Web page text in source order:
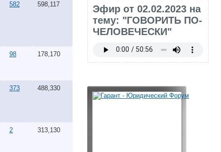
582 598,117
98 178,170
373 488,330
2 313,130
Эфир от 02.02.2023 на
тему: "ГОВОРИТЬ ПО-
ЧЕЛОВЕЧЕСКИ"